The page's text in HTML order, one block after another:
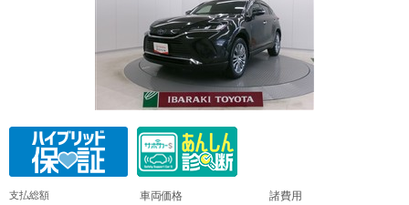
支払総額 車両価格 諸費用